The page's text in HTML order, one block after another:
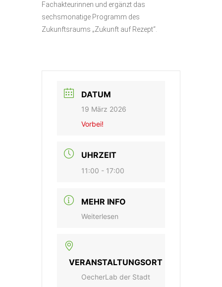
Fachakteurinnen und ergänzt das
sechsmonatige Programm des
Zukunftsraums „Zukunft auf Rezept“.
DATUM
19 März 2026
Vorbei!
UHRZEIT
11:00 - 17:00
MEHR INFO
Weiterlesen
VERANSTALTUNGSORT
OecherLab der Stadt